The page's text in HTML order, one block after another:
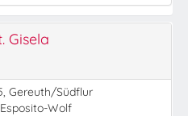
Gisela
Gereuth/Südflur
Wolf